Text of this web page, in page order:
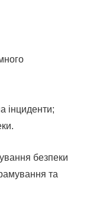
інциденти;
безпеки
та